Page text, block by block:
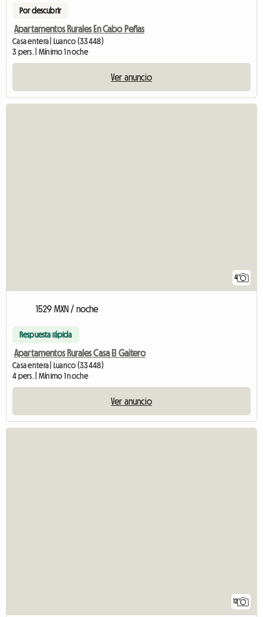
Por descubrir
Apartamentos Rurales En Cabo Peñas
Casa entera | Luanco (33448)
3 pers. | Mínimo 1 noche
Ver anuncio
4
1529 MXN / noche
Respuesta rápida
Apartamentos Rurales Casa El Gaitero
Casa entera | Luanco (33448)
4 pers. | Mínimo 1 noche
Ver anuncio
12